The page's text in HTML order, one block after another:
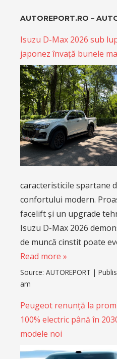
AUTOREPORT.RO –
Isuzu D-Max 2026 sub
japonez învață bunele
caracteristicile spartane
confortului modern.
facelift și un upgrade
Isuzu D-Max 2026
de muncă cinstit poate
Read more »
Source: AUTOREPORT |
am
Peugeot renunță la
100% electric până în
modele noi